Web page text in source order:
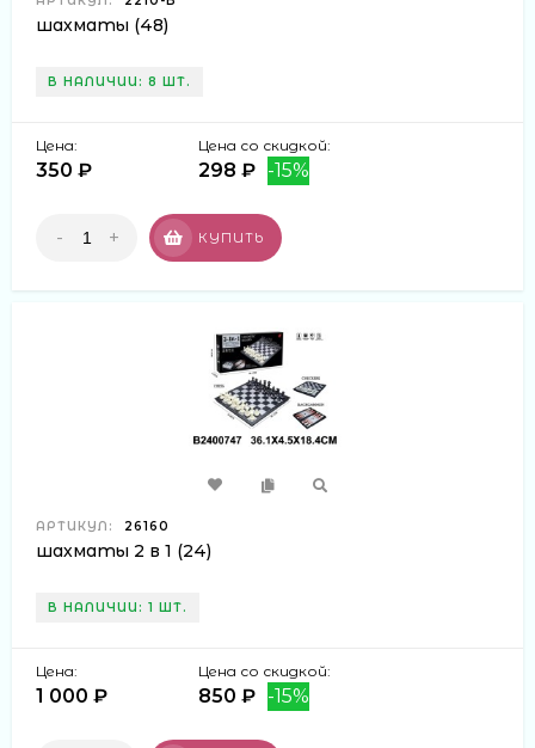
шахматы (48)
В НАЛИЧИИ: 8 ШТ.
Цена:
350 ₽
Цена со скидкой:
298 ₽ -15%
- + КУПИТЬ
АРТИКУЛ: 26160
шахматы 2 в 1 (24)
В НАЛИЧИИ: 1 ШТ.
Цена:
1 000 ₽
Цена со скидкой:
850 ₽ -15%